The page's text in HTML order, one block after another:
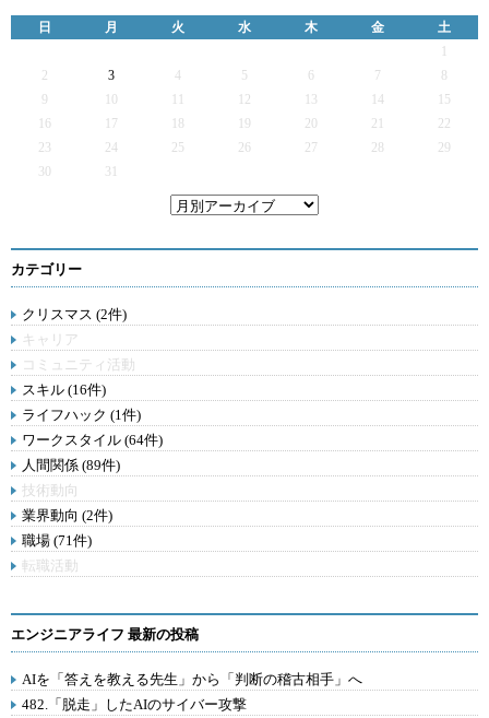
日 月 火 水 木 金
土
2
3 4 5 6 7
9
12 13 14
15
16
17 19 20 21
22
23
24 25 26 27 28
29
30
31
カテゴリー
クリスマス (2件)
キャリア
コミュニティ活動
スキル (16件)
ライフハック (1件)
ワークスタイル (64件)
人間関係 (89件)
技術動向
業界動向 (2件)
職場 (71件)
転職活動
エンジニアライフ 最新の投稿
AIを「答えを教える先生」から「判断の稽古相手」へ
482.「脱走」したAIのサイバー攻撃